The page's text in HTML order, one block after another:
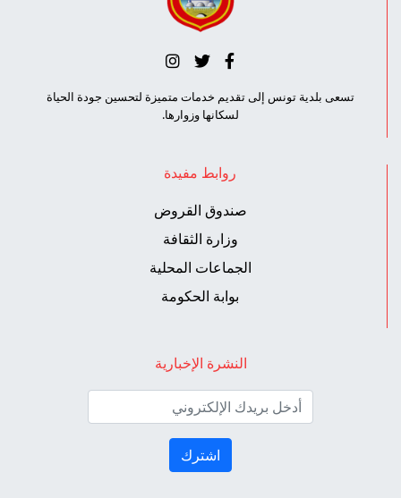
تسعى بلدية تونس إلى تقديم خدمات متميزة لتحسين جودة الحياة
لسكانها وزوارها.
روابط مفيدة
صندوق القروض
وزارة الثقافة
الجماعات المحلية
بوابة الحكومة
النشرة الإخبارية
اشترك